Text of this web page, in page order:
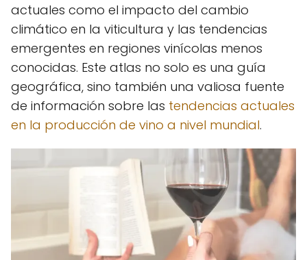
actuales como el impacto del cambio
climático en la viticultura y las tendencias
emergentes en regiones vinícolas menos
conocidas. Este atlas no solo es una guía
geográfica, sino también una valiosa fuente
de información sobre las tendencias actuales
en la producción de vino a nivel mundial.